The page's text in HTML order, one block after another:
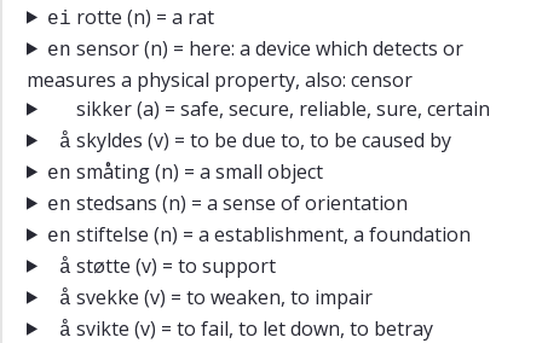
ei rotte (n) = a rat
en sensor(n) = here: a device which detects or
measures a physical property, also: censor
sikker(a) = safe, secure, reliable, sure, certain
å skyldes (v) = to be due to, to be caused by
en småting(n) = a small object
en stedsans (n) = a sense of orientation
en stiftelse (n) = a establishment, a foundation
å støtte (v) = to support
å svekke (v) = to weaken, to impair
å svikte (v) = to fail, to let down, to betray